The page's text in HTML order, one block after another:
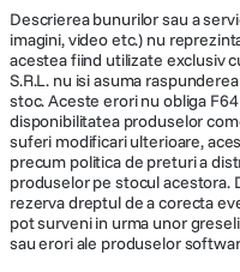
Descrierea bunurilor sau a
imagini, video etc.) nu
acestea fiind utilizate exclusiv
S.R.L. nu isi asuma
stoc. Aceste erori nu obliga
disponibilitatea produselor
suferi modificari ulterioare,
precum politica de preturi a
produselor pe stocul acestora.
rezerva dreptul de a corecta
pot surveni in urma unor
sau erori ale produselor